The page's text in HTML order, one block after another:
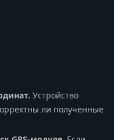
Устройство
ли полученные